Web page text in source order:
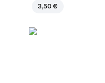
3,50 €